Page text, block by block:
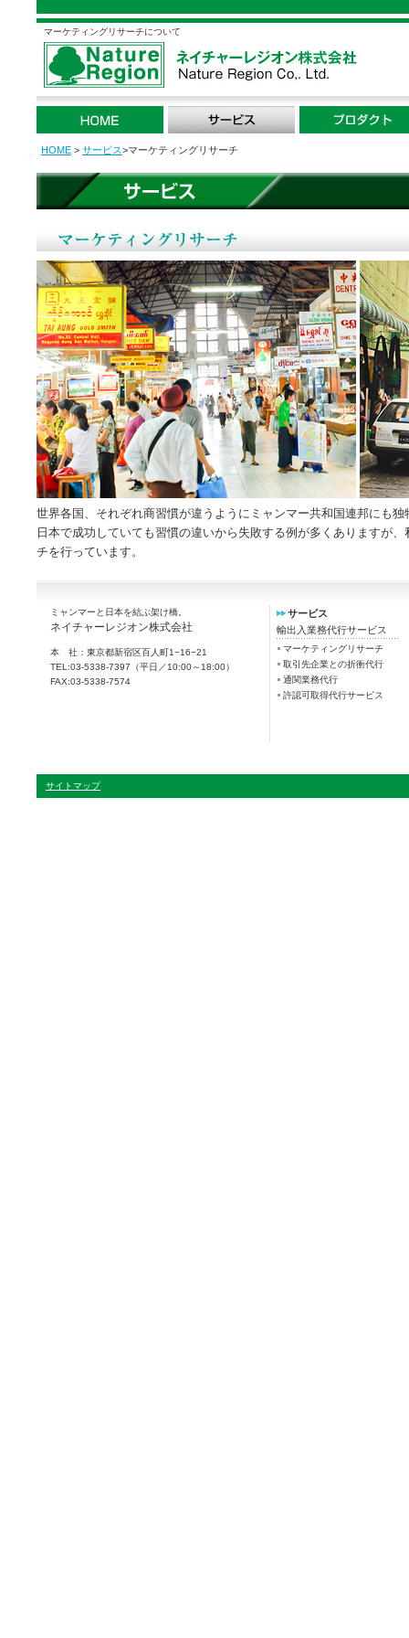
マーケティングリサーチについて
HOME > サービス>マーケティングリサーチ
世界各国、それぞれ商習慣が違うようにミャンマー共和国連邦にも
日本で成功していても習慣の違いから失敗する例が多くありますが
チを行っています。
ミャンマーと日本を結ぶ架け橋。
ネイチャーレジオン株式会社
本 社：東京都新宿区百人町1−16−21
TEL:03-5338-7397（平日／10:00～18:00）
FAX:03-5338-7574
サービス
輸出入業務代行サービス
マーケティングリサーチ
取引先企業との折衝代行
通関業務代行
許認可取得代行サービス
サイトマップ